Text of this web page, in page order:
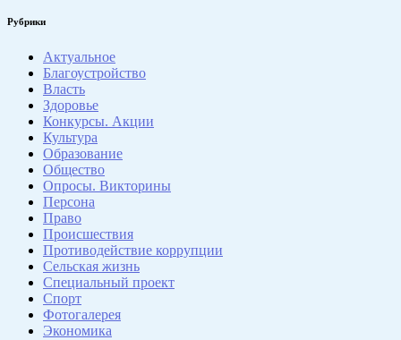
Рубрики
Актуальное
Благоустройство
Власть
Здоровье
Конкурсы. Акции
Культура
Образование
Общество
Опросы. Викторины
Персона
Право
Происшествия
Противодействие коррупции
Сельская жизнь
Специальный проект
Спорт
Фотогалерея
Экономика